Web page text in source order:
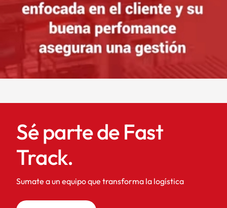
Sé parte de Fast
Track.
Sumate a un equipo que transforma la logística